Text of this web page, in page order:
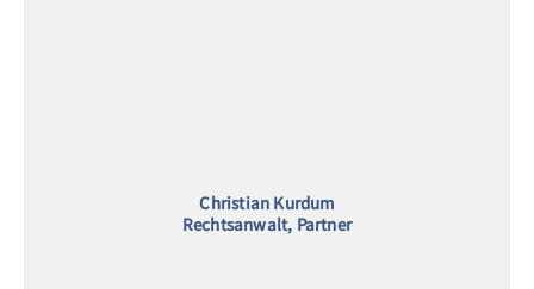
Christian Kurdum
Rechtsanwalt, Partner